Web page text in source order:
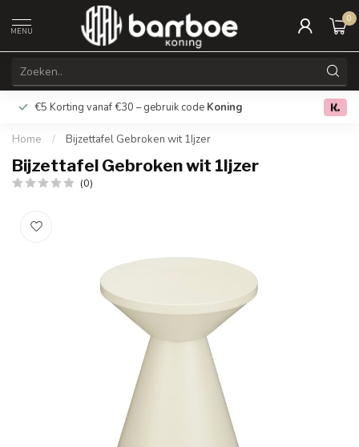
MENU
0
€5 Korting vanaf €30 – gebruik code Koning Gratis
Home / Bijzettafel Gebroken wit 1Ijzer
Bijzettafel Gebroken wit 1Ijzer
(0)